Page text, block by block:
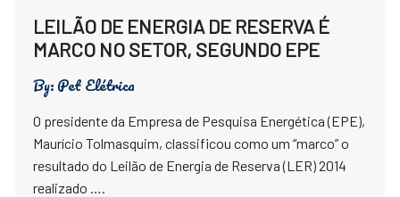
LEILÃO DE ENERGIA DE RESERVA É
MARCO NO SETOR, SEGUNDO EPE
By:Pet Elétrica
O presidente da Empresa de Pesquisa Energética (EPE),
Maurício Tolmasquim, classificou como um “marco” o
resultado do Leilão de Energia de Reserva (LER) 2014
realizado ….